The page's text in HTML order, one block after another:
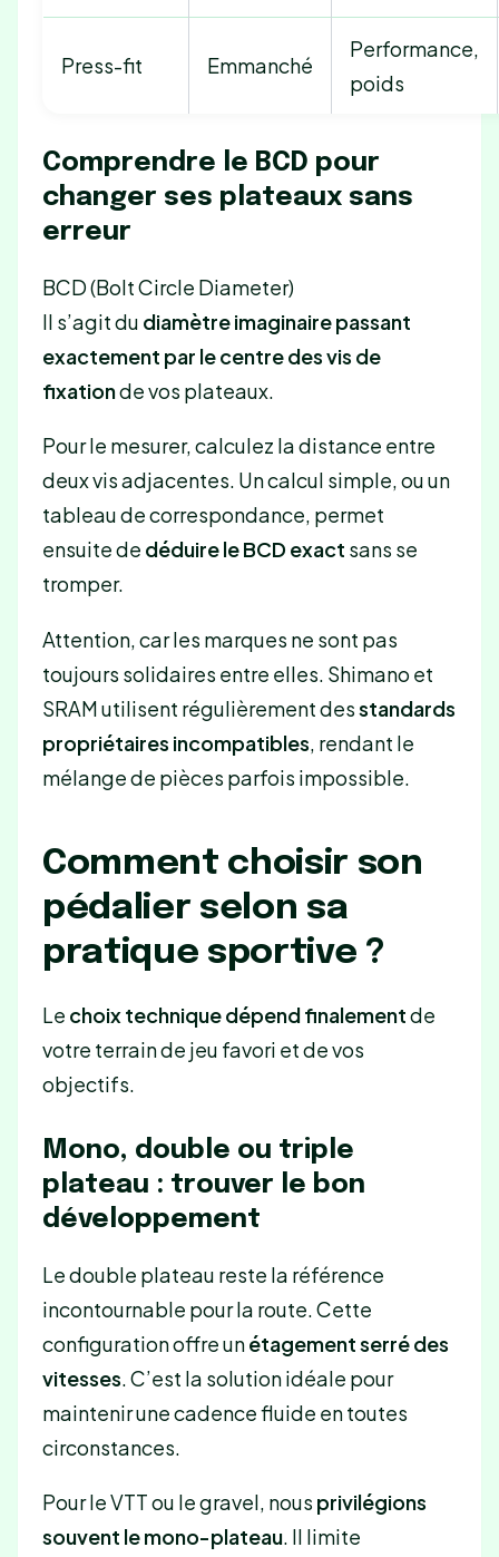
Press-fit Emmanché
Performance,
poids
Comprendre le BCD pour
changer ses plateaux sans
erreur
BCD (Bolt Circle Diameter)
Il s’agit du diamètre imaginaire passant
exactement par le centre des vis de
fixationde vos plateaux.
Pour le mesurer, calculez la distance entre
deux vis adjacentes. Un calcul simple, ou un
tableau de correspondance, permet
ensuite de déduire le BCD exact sans se
tromper.
Attention, car les marques ne sont pas
toujours solidaires entre elles. Shimano et
SRAM utilisent régulièrement desstandards
propriétaires incompatibles, rendant le
mélange de pièces parfois impossible.
Comment choisir son
pédalier selon sa
pratique sportive ?
Le choix technique dépend finalementde
votre terrain de jeu favori et de vos
objectifs.
Mono, double ou triple
plateau : trouver le bon
développement
Le double plateau reste la référence
incontournable pour la route. Cette
configuration offre unétagement serré des
vitesses. C’est la solution idéale pour
maintenir une cadence fluide en toutes
circonstances.
Pour le VTT ou le gravel, nous privilégions
souvent le mono-plateau. Il limite